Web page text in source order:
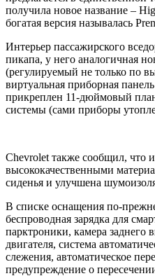
получила новое название –
богатая версия называлась
Интерьер пассажирского
пикапа, у него аналогичная
(регулируемый не только по
виртуальная приборная
прикреплен 11-дюймовый
системы (сами приборы
Chevrolet также сообщил, что
высококачественными
сиденья и улучшена
В списке оснащения по-
беспроводная зарядка для
парктроники, камера заднего
двигателя, система
слежения, автоматическое
предупреждение о